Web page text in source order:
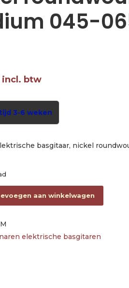
045-
incl. btw
3-6 weken
basgitaar, nickel
bass, nickel roundwound,
aan winkelwagen
elektrische basgitaren